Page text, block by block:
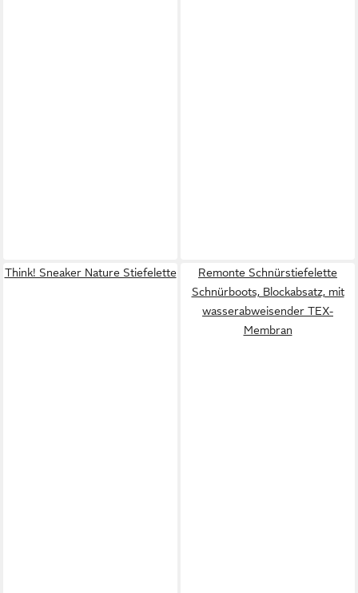
Think! Sneaker Nature Stiefelette
Remonte Schnürstiefelette
Schnürboots, Blockabsatz, mit
wasserabweisender TEX-
Membran